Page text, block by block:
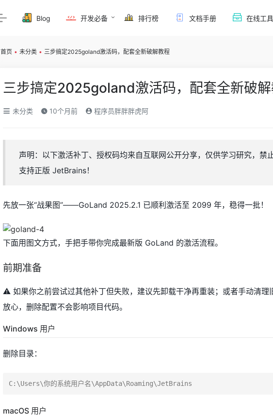
Blog 开发必备 排行榜 文档手册 在线工具
首页 • 未分类 • 三步搞定2025goland激活码，配套全新破解教程
三步搞定2025goland激活码，配套全新破
未分类 10个月前 程序员胖胖胖虎阿
声明：以下激活补丁、授权码均来自互联网公开分享，仅供学习研究，禁
支持正版 JetBrains！
先放一张“战果图”——GoLand 2025.2.1 已顺利激活至 2099 年，稳得一批！
下面用图文方式，手把手带你完成最新版 GoLand 的激活流程。
前期准备
⚠️ 如果你之前尝试过其他补丁但失败，建议先卸载干净再重装；或者手动清理
放心，删除配置不会影响项目代码。
Windows 用户
删除目录：
macOS 用户